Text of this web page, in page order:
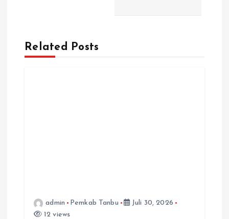
Related Posts
admin Pemkab Tanbu
Juli 30, 2026
12 views